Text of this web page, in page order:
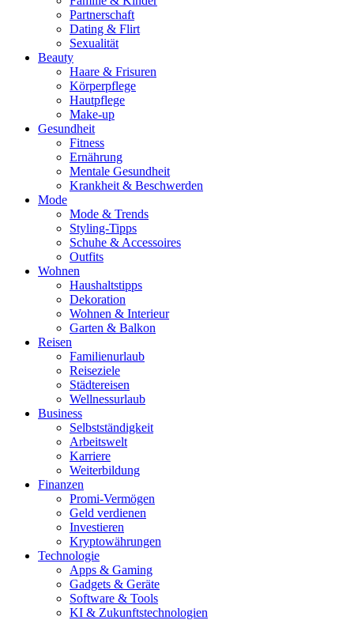
Partnerschaft
Dating & Flirt
Sexualität
Beauty
Haare & Frisuren
Körperpflege
Hautpflege
Make-up
Gesundheit
Fitness
Ernährung
Mentale Gesundheit
Krankheit & Beschwerden
Mode
Mode & Trends
Styling-Tipps
Schuhe & Accessoires
Outfits
Wohnen
Haushaltstipps
Dekoration
Wohnen & Interieur
Garten & Balkon
Reisen
Familienurlaub
Reiseziele
Städtereisen
Wellnessurlaub
Business
Selbstständigkeit
Arbeitswelt
Karriere
Weiterbildung
Finanzen
Promi-Vermögen
Geld verdienen
Investieren
Kryptowährungen
Technologie
Apps & Gaming
Gadgets & Geräte
Software & Tools
KI & Zukunftstechnologien